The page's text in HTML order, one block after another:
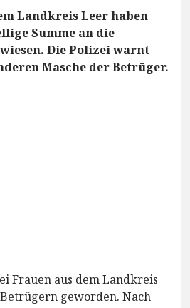
Landkreis Leer haben
Summe an die
Die Polizei warnt
Masche der Betrüger.
Frauen aus dem Landkreis
geworden. Nach